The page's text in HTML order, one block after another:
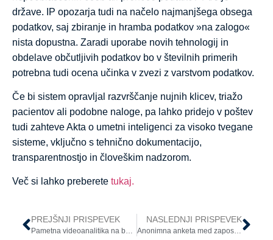
države. IP opozarja tudi na načelo najmanjšega obsega
podatkov, saj zbiranje in hramba podatkov »na zalogo«
nista dopustna. Zaradi uporabe novih tehnologij in
obdelave občutljivih podatkov bo v številnih primerih
potrebna tudi ocena učinka v zvezi z varstvom podatkov.
Če bi sistem opravljal razvrščanje nujnih klicev, triažo
pacientov ali podobne naloge, pa lahko pridejo v poštev
tudi zahteve Akta o umetni inteligenci za visoko tvegane
sisteme, vključno s tehnično dokumentacijo,
transparentnostjo in človeškim nadzorom.
Več si lahko preberete tukaj.
PREJŠNJI PRISPEVEK
Pametna videoanalitika na bazenih: IP opozarja na nujnost skrbne presoje zasebnosti
NASLEDNJI PRISPEVEK
Anonimna anketa med zaposlenimi: ali sme vodstvo naknadno iskati avtorje mnenj?